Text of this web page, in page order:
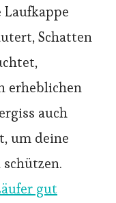
Schatten
erheblichen
auch
um deine
gut